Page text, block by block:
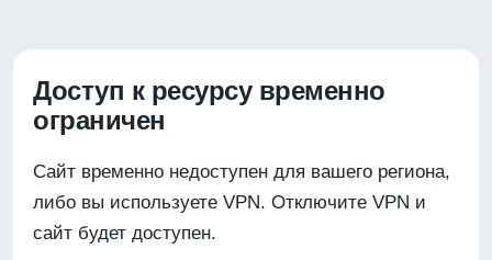
Доступ к ресурсу временно
ограничен
Сайт временно недоступен для вашего региона,
либо вы используете VPN. Отключите VPN и
сайт будет доступен.